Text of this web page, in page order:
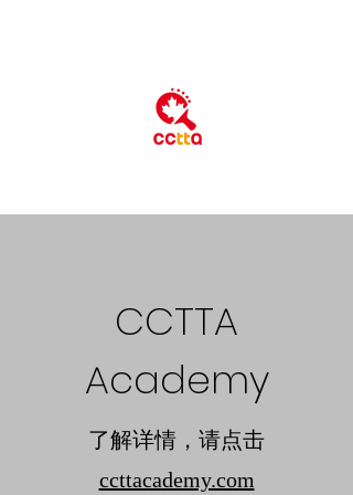
CCTTA
Academy
​了解详情，请点击
ccttacademy.com